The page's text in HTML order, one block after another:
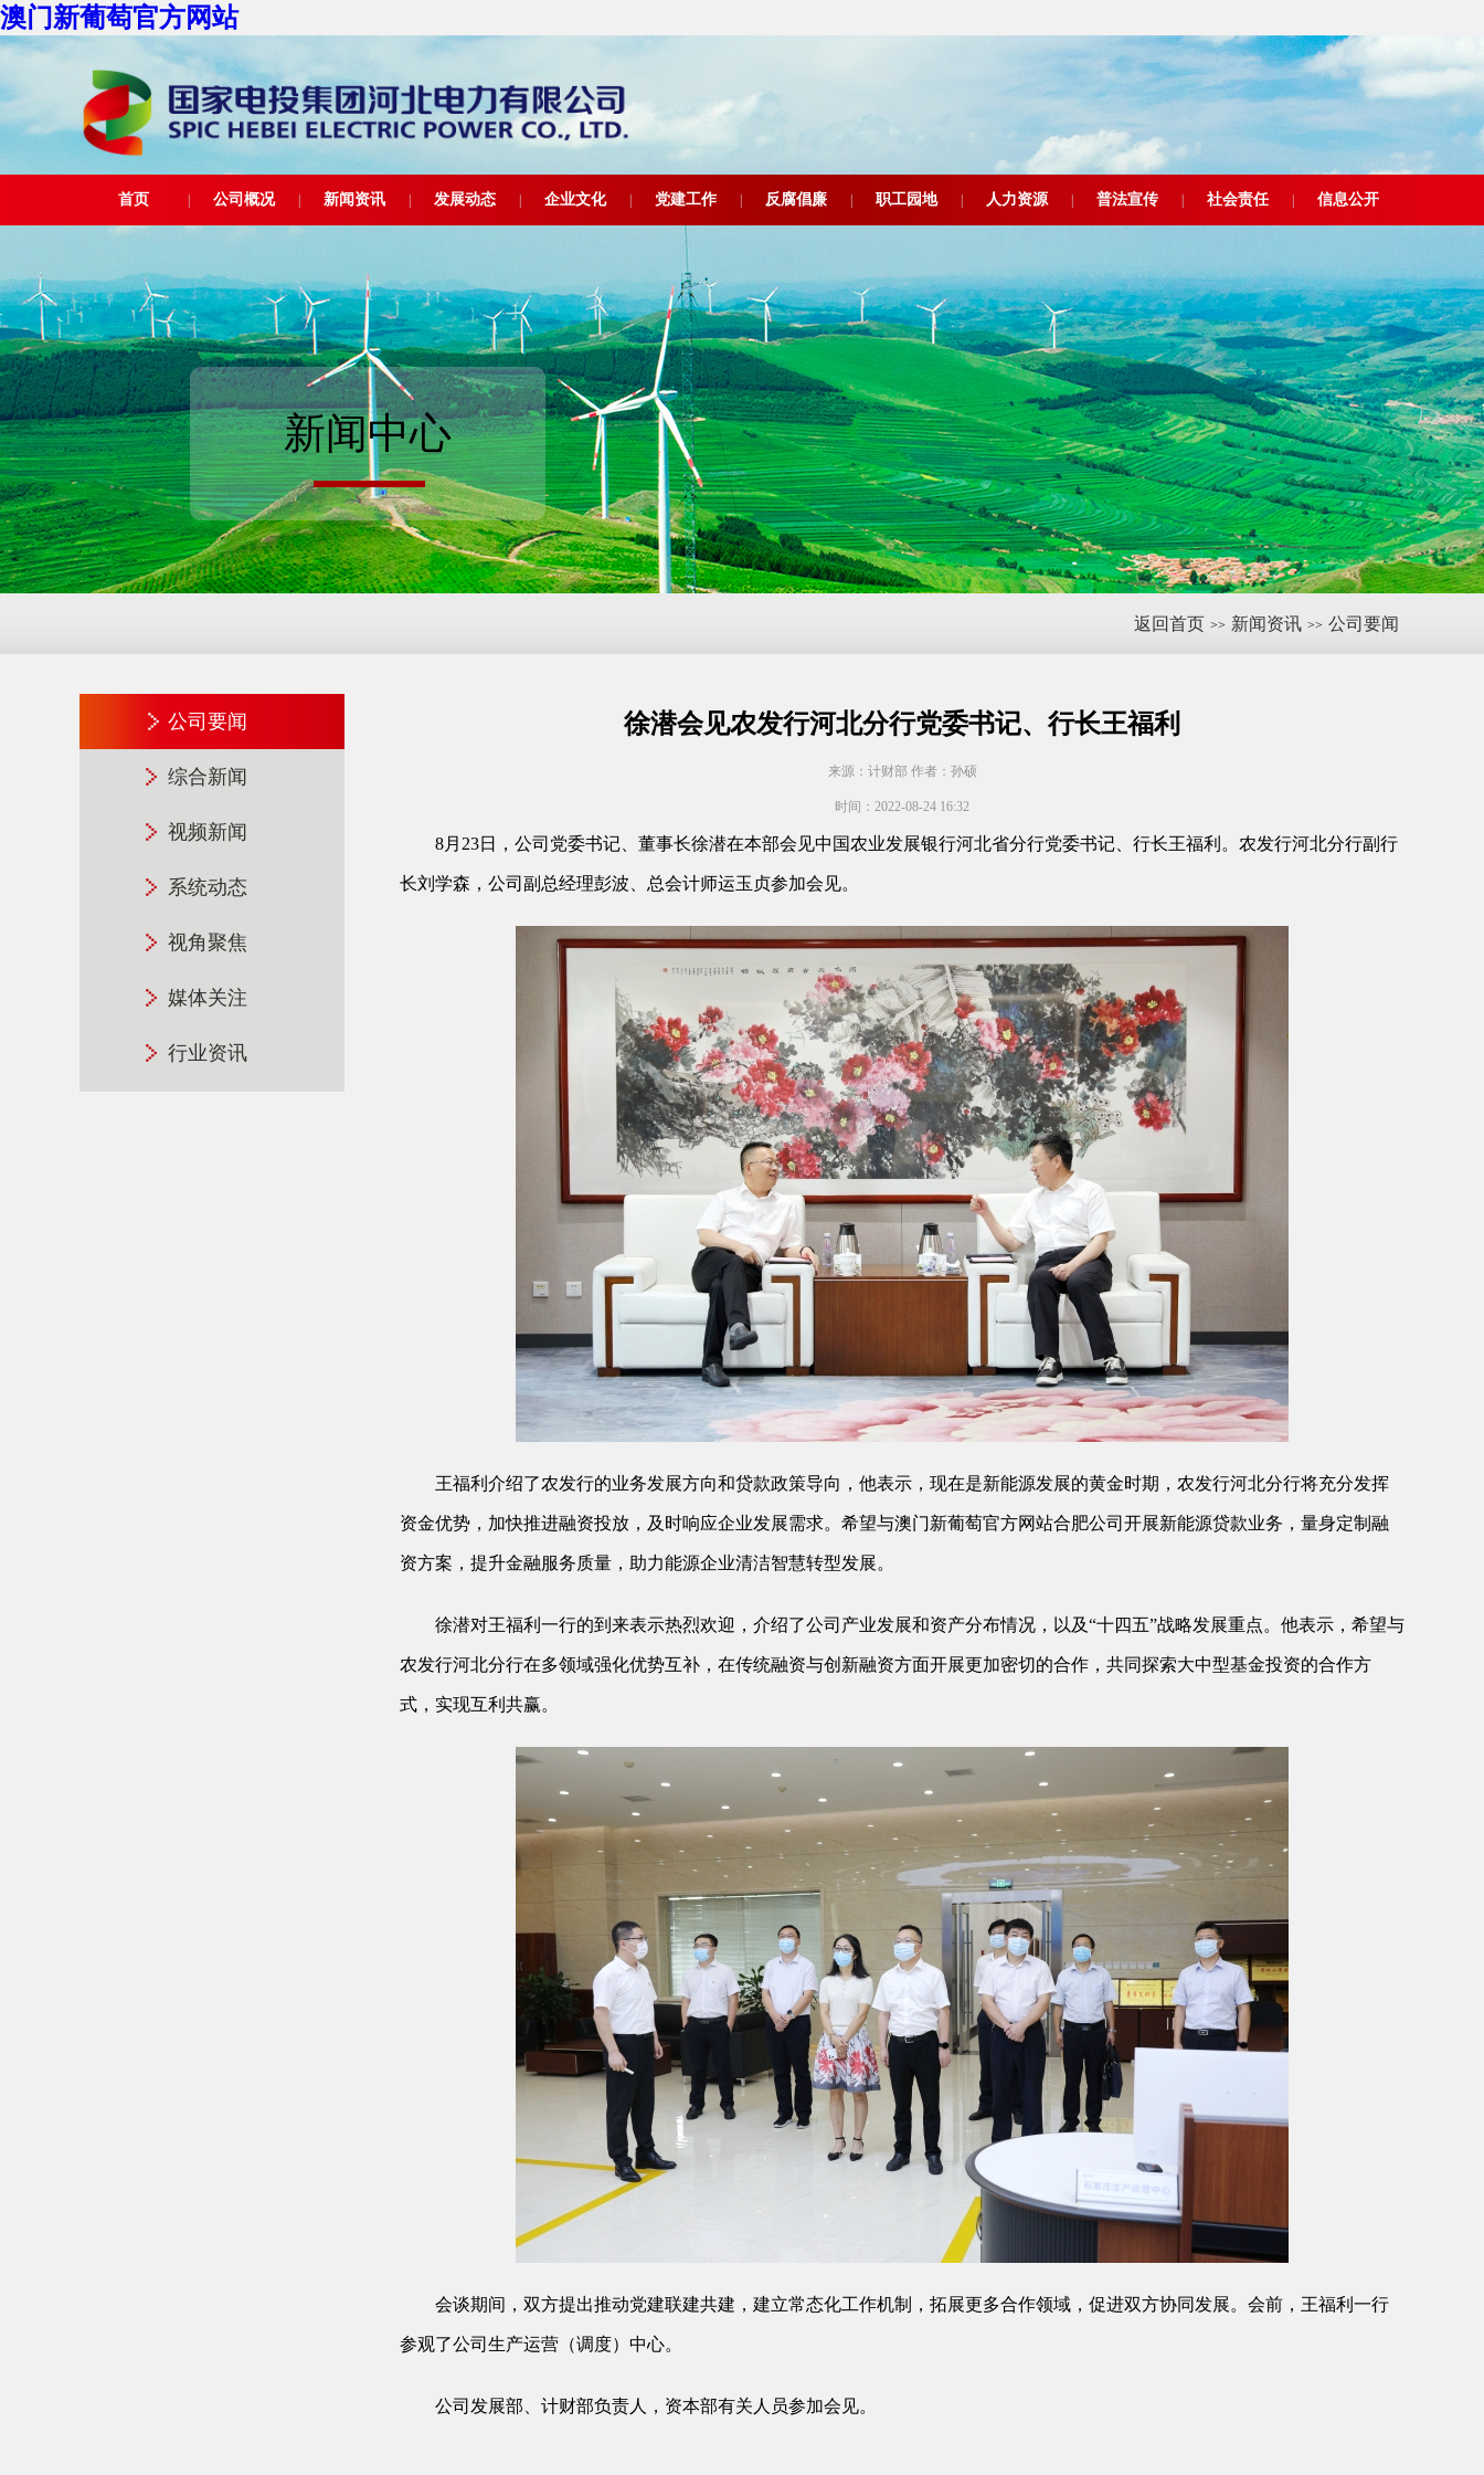
澳门新葡萄官方网站
新闻中心
首页 公司概况 新闻资讯 发展动态 企业文化 党建工作 反腐倡廉 职工园地 人力资源 普法宣传 社会责任 信息公开
返回首页 >> 新闻资讯 >> 公司要闻
公司要闻
综合新闻
视频新闻
系统动态
视角聚焦
媒体关注
行业资讯
徐潜会见农发行河北分行党委书记、行长王福利
来源：计财部 作者：孙硕
时间：2022-08-24 16:32
8月23日，公司党委书记、董事长徐潜在本部会见中国农业发展银行河北省分行党委书记、行长王福利。农发行河北分行副行
长刘学森，公司副总经理彭波、总会计师运玉贞参加会见。
王福利介绍了农发行的业务发展方向和贷款政策导向，他表示，现在是新能源发展的黄金时期，农发行河北分行将充分发挥
资金优势，加快推进融资投放，及时响应企业发展需求。希望与澳门新葡萄官方网站合肥公司开展新能源贷款业务，量身定制融
资方案，提升金融服务质量，助力能源企业清洁智慧转型发展。
徐潜对王福利一行的到来表示热烈欢迎，介绍了公司产业发展和资产分布情况，以及“十四五”战略发展重点。他表示，希望与
农发行河北分行在多领域强化优势互补，在传统融资与创新融资方面开展更加密切的合作，共同探索大中型基金投资的合作方
式，实现互利共赢。
会谈期间，双方提出推动党建联建共建，建立常态化工作机制，拓展更多合作领域，促进双方协同发展。会前，王福利一行
参观了公司生产运营（调度）中心。
公司发展部、计财部负责人，资本部有关人员参加会见。